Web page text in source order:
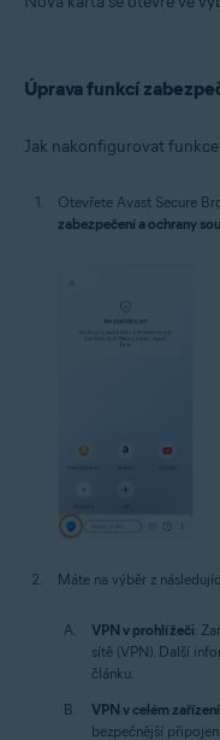
Úprava funkcí
Jak nakonfigurovat
Otevřete Avast Secure
zabezpečení a ochrany
Máte na výběr z
VPN v prohlížeči:
sítě (VPN). Další
článku.
VPN v celém zařízení
bezpečnější